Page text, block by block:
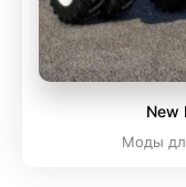
New
Моды